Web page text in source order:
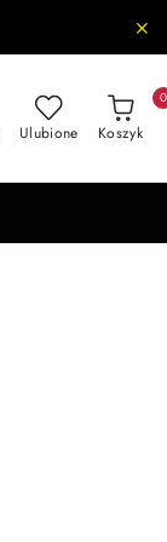
Ulubione Koszyk
0